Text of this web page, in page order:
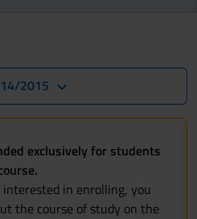
2015
exclusively for students
in enrolling, you
the course of study on the